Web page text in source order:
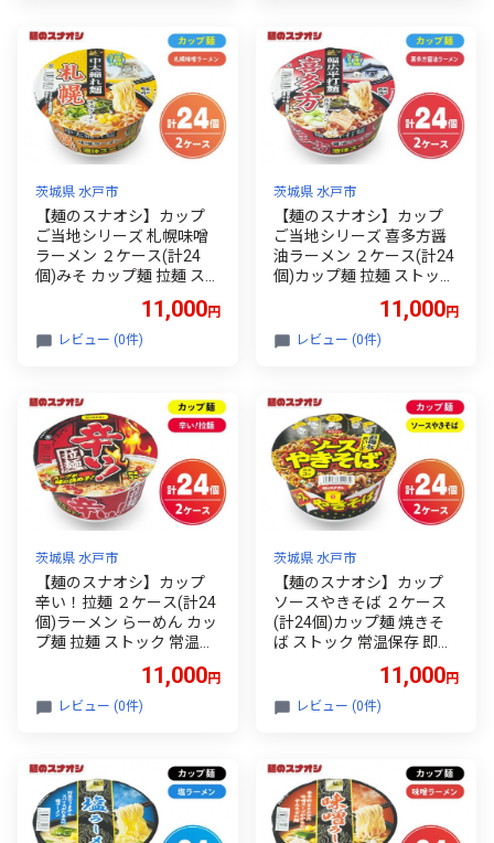
市 茨城県（BY-34）
茨城県 水戸市
【麺のスナオシ】カップ
ご当地シリーズ 札幌味噌
ラーメン ２ケース(計24
個)みそ カップ麺 拉麺 スト
保存食 防災 人気 大容量 ロ
戸市 茨城県（BY-33）
11,000円
レビュー (0件)
茨城県 水戸市
【麺のスナオシ】カップ
ご当地シリーズ 喜多方醤
油ラーメン ２ケース(計24
個)カップ麺 拉麺 ストック
食 防災 人気 大容量 ローリ
茨城県（BY-32）
11,000円
レビュー (0件)
茨城県 水戸市
【麺のスナオシ】カップ
辛い！拉麺 ２ケース(計24
個)ラーメン らーめん カッ
プ麺 拉麺 ストック 常温保
備蓄 長期保存 保存食 防災
人気 大容量 ローリングス
茨城県（BY-27）
11,000円
レビュー (0件)
茨城県 水戸市
【麺のスナオシ】カップ
ソースやきそば ２ケース
(計24個)カップ麺 焼きそ
ば ストック 常温保存 即席
期保存 保存食 防災 人気 大
容量 ローリングストック
（BY-30）
11,000円
レビュー (0件)